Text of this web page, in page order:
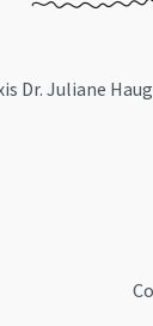
Dr. Juliane